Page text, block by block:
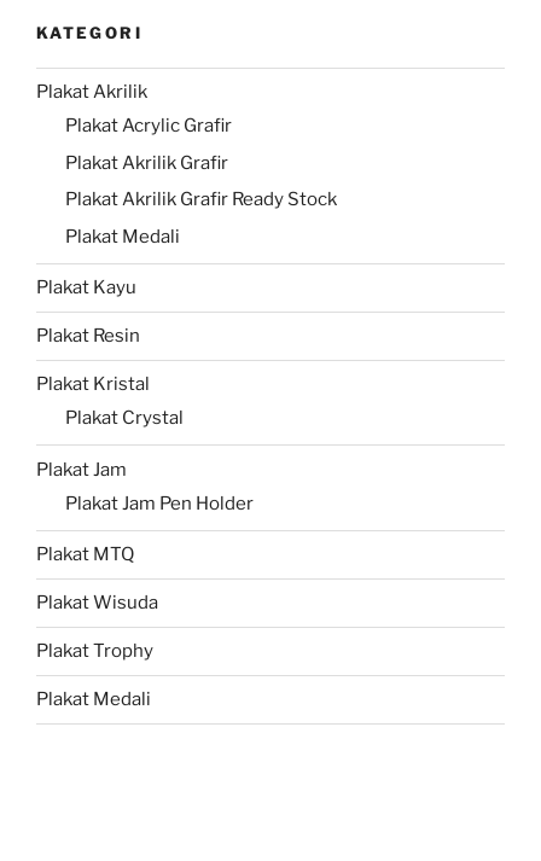
KATEGORI
Plakat Akrilik
Plakat Acrylic Grafir
Plakat Akrilik Grafir
Plakat Akrilik Grafir Ready Stock
Plakat Medali
Plakat Kayu
Plakat Resin
Plakat Kristal
Plakat Crystal
Plakat Jam
Plakat Jam Pen Holder
Plakat MTQ
Plakat Wisuda
Plakat Trophy
Plakat Medali